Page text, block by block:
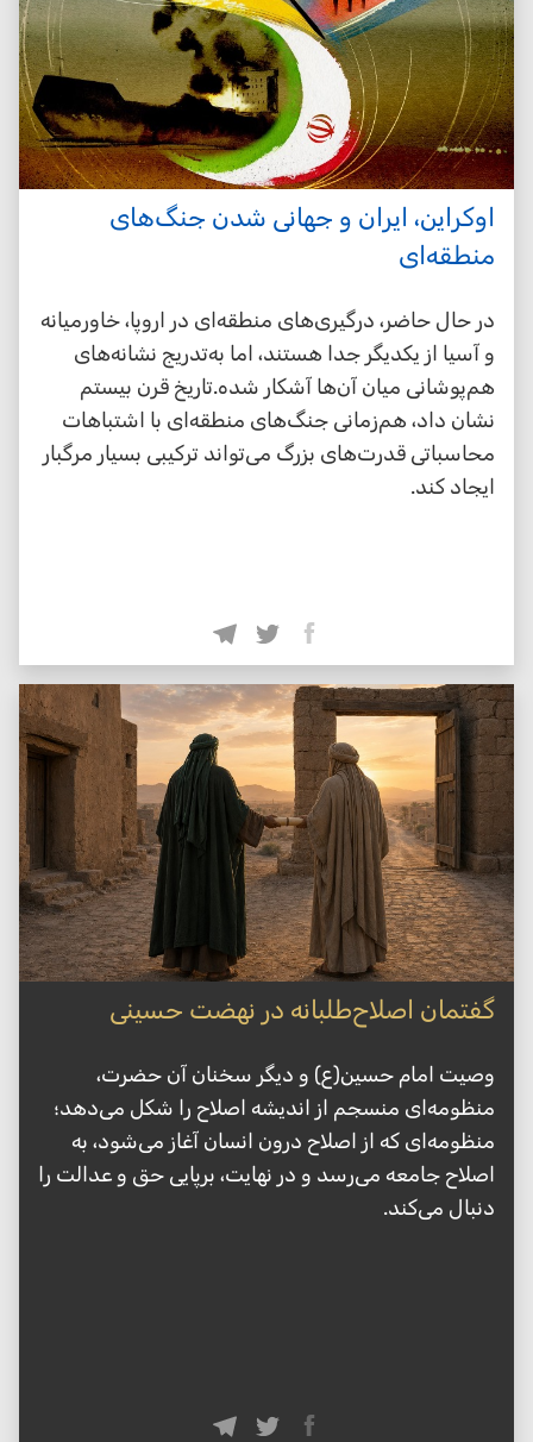
اوکراین، ایران و جهانی شدن جنگ‌های
منطقه‌ای
در حال حاضر، درگیری‌های منطقه‌ای در اروپا، خاورمیانه
و آسیا از یکدیگر جدا هستند، اما به‌تدریج نشانه‌های
هم‌پوشانی میان آن‌ها آشکار شده.تاریخ قرن بیستم
نشان داد، هم‌زمانی جنگ‌های منطقه‌ای با اشتباهات
محاسباتی قدرت‌های بزرگ می‌تواند ترکیبی بسیار مرگبار
ایجاد کند.
گفتمان اصلاح‌طلبانه در نهضت حسینی
وصیت امام حسین(ع) و دیگر سخنان آن حضرت،
منظومه‌ای منسجم از اندیشه اصلاح را شکل می‌دهد؛
منظومه‌ای که از اصلاح درون انسان آغاز می‌شود، به
اصلاح جامعه می‌رسد و در نهایت، برپایی حق و عدالت را
دنبال می‌کند.